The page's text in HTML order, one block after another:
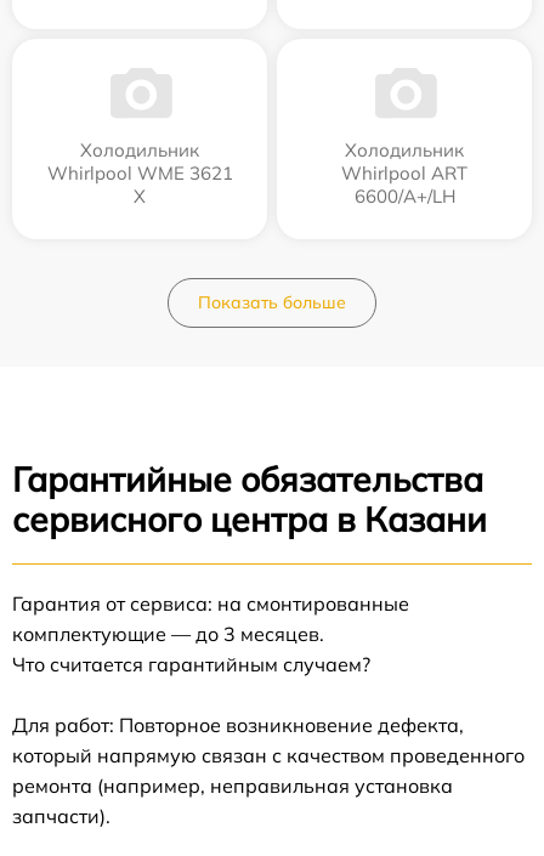
Холодильник
Whirlpool WME 3621
X
Холодильник
Whirlpool ART
6600/A+/LH
Показать больше
Гарантийные обязательства
сервисного центра в Казани
Гарантия от сервиса: на смонтированные
комплектующие — до 3 месяцев.
Что считается гарантийным случаем?
Для работ: Повторное возникновение дефекта,
который напрямую связан с качеством проведенного
ремонта (например, неправильная установка
запчасти).